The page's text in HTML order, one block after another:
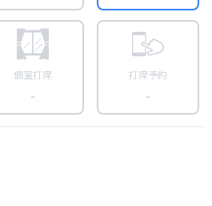
個室打席
-
打席予約
-